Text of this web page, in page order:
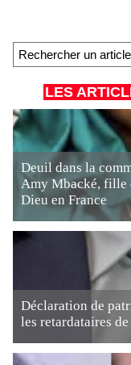
LES
Deuil dans la
Amy Mbacké, fille
Dieu en France
Déclaration de
les retardataires